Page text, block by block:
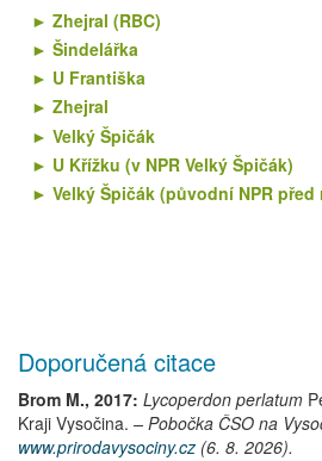
Zhejral (RBC)
Šindelářka
U Františka
Zhejral
Velký Špičák
U Křížku (v NPR Velký Špičák)
Velký Špičák (původní NPR před
Doporučená citace
Brom M., 2017: Lycoperdon perlatum
Kraji Vysočina. – Pobočka ČSO na
www.prirodavysociny.cz (6. 8. 2026).